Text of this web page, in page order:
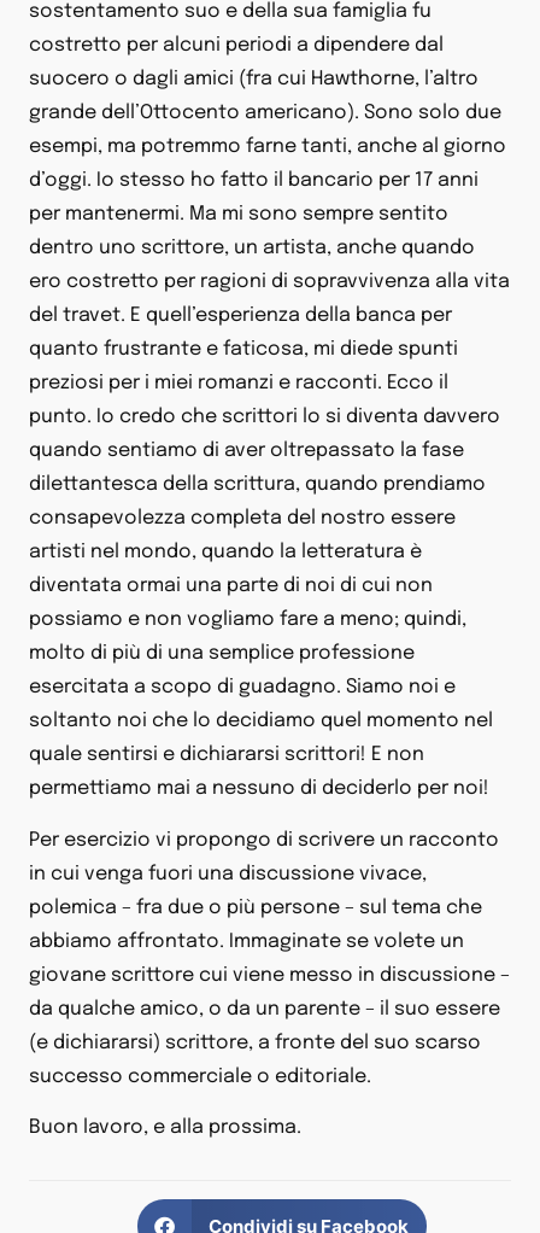
sostentamento suo e della sua famiglia fu
costretto per alcuni periodi a dipendere dal
suocero o dagli amici (fra cui Hawthorne, l’altro
grande dell’Ottocento americano). Sono solo due
esempi, ma potremmo farne tanti, anche al giorno
d’oggi. Io stesso ho fatto il bancario per 17 anni
per mantenermi. Ma mi sono sempre sentito
dentro uno scrittore, un artista, anche quando
ero costretto per ragioni di sopravvivenza alla vita
del travet. E quell’esperienza della banca per
quanto frustrante e faticosa, mi diede spunti
preziosi per i miei romanzi e racconti. Ecco il
punto. Io credo che scrittori lo si diventa davvero
quando sentiamo di aver oltrepassato la fase
dilettantesca della scrittura, quando prendiamo
consapevolezza completa del nostro essere
artisti nel mondo, quando la letteratura è
diventata ormai una parte di noi di cui non
possiamo e non vogliamo fare a meno; quindi,
molto di più di una semplice professione
esercitata a scopo di guadagno. Siamo noi e
soltanto noi che lo decidiamo quel momento nel
quale sentirsi e dichiararsi scrittori! E non
permettiamo mai a nessuno di deciderlo per noi!
Per esercizio vi propongo di scrivere un racconto
in cui venga fuori una discussione vivace,
polemica – fra due o più persone – sul tema che
abbiamo affrontato. Immaginate se volete un
giovane scrittore cui viene messo in discussione –
da qualche amico, o da un parente – il suo essere
(e dichiararsi) scrittore, a fronte del suo scarso
successo commerciale o editoriale.
Buon lavoro, e alla prossima.
Condividi su Facebook